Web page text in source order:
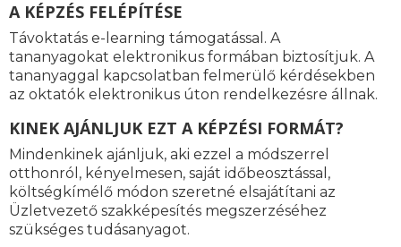
A KÉPZÉS FELÉPÍTÉSE
Távoktatás e-learning támogatással. A
tananyagokat elektronikus formában biztosítjuk. A
tananyaggal kapcsolatban felmerülő kérdésekben
az oktatók elektronikus úton rendelkezésre állnak.
KINEK AJÁNLJUK EZT A KÉPZÉSI FORMÁT?
Mindenkinek ajánljuk, aki ezzel a módszerrel
otthonról, kényelmesen, saját időbeosztással,
költségkímélő módon szeretné elsajátítani az
Üzletvezető szakképesítés megszerzéséhez
szükséges tudásanyagot.